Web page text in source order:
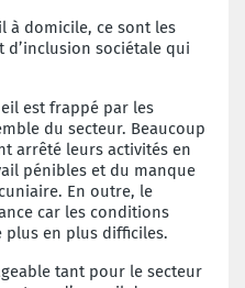
à domicile, ce sont les
d’inclusion sociétale qui
est frappé par les
du secteur. Beaucoup
arrêté leurs activités en
pénibles et du manque
En outre, le
car les conditions
plus en plus difficiles.
tant pour le secteur